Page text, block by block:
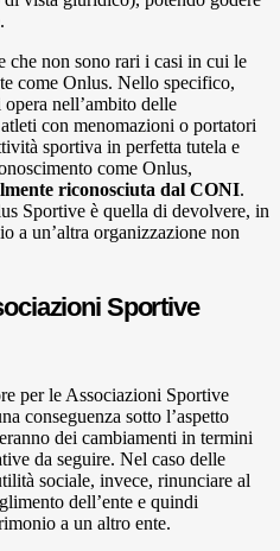
che non sono rari i casi in cui le
come Onlus. Nello specifico,
nell’ambito delle
con menomazioni o portatori
sportiva in perfetta tutela e
come Onlus,
riconosciuta dal CONI.
Sportive è quella di devolvere, in
a un’altra organizzazione non
Sportive
per le Associazioni Sportive
conseguenza sotto l’aspetto
dei cambiamenti in termini
da seguire. Nel caso delle
sociale, invece, rinunciare al
dell’ente e quindi
a un altro ente.